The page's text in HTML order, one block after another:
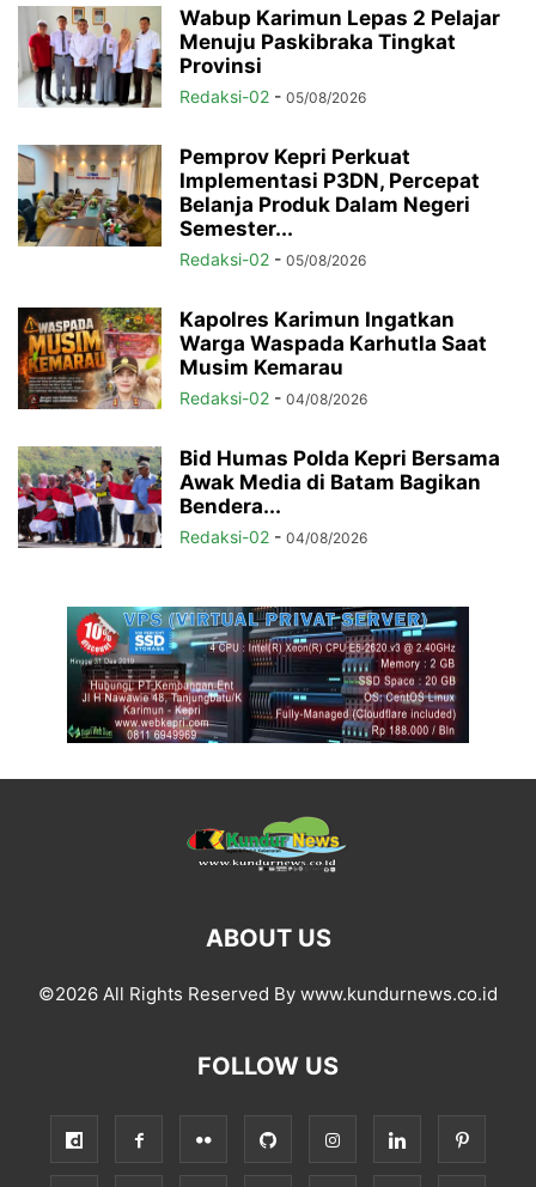
Wabup Karimun Lepas 2 Pelajar
Menuju Paskibraka Tingkat
Provinsi
Redaksi-02 - 05/08/2026
Pemprov Kepri Perkuat
Implementasi P3DN, Percepat
Belanja Produk Dalam Negeri
Semester...
Redaksi-02 - 05/08/2026
Kapolres Karimun Ingatkan
Warga Waspada Karhutla Saat
Musim Kemarau
Redaksi-02 - 04/08/2026
Bid Humas Polda Kepri Bersama
Awak Media di Batam Bagikan
Bendera...
Redaksi-02 - 04/08/2026
ABOUT US
©2026 All Rights Reserved By www.kundurnews.co.id
FOLLOW US